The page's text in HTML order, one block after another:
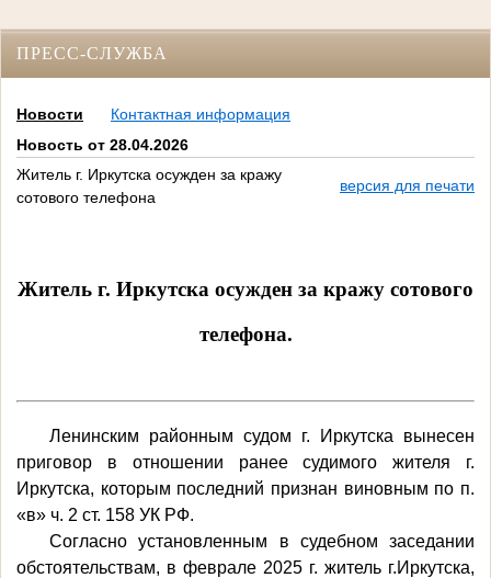
ПРЕСС-СЛУЖБА
Новости
Контактная информация
Новость от 28.04.2026
Житель г. Иркутска осужден за кражу
сотового телефона
версия для печати
Житель г. Иркутска осужден за кражу сотового
телефона.
Ленинским районным судом г. Иркутска вынесен
приговор в отношении ранее судимого жителя г.
Иркутска, которым последний признан виновным по п.
«в» ч. 2 ст. 158 УК РФ.
Согласно установленным в судебном заседании
обстоятельствам, в феврале 2025 г. житель г.Иркутска,